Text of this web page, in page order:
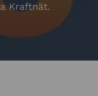
Kraftnät.